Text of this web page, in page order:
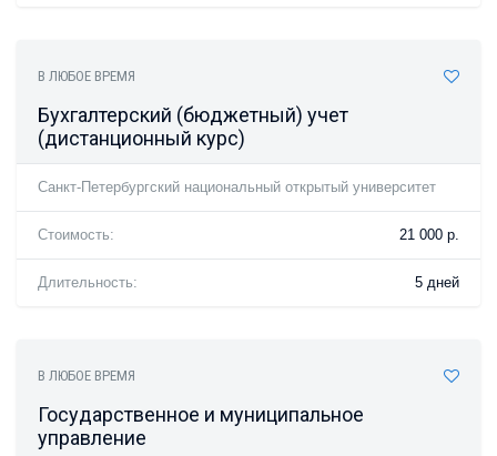
В ЛЮБОЕ ВРЕМЯ
Бухгалтерский (бюджетный) учет
(дистанционный курс)
Санкт-Петербургский национальный открытый университет
Стоимость: 21 000 р.
Длительность: 5 дней
В ЛЮБОЕ ВРЕМЯ
Государственное и муниципальное
управление